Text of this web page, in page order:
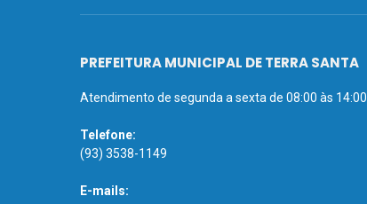
PREFEITURA MUNICIPAL DE TERRA SANTA
Atendimento de segunda a sexta de 08:00 às 14:00
Telefone:
(93) 3538-1149
E-mails: